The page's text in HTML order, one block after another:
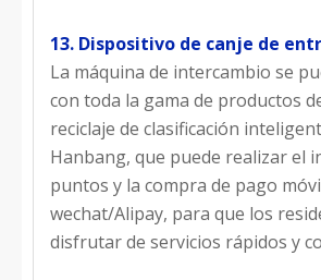
13. Dispositivo de canje de
La máquina de intercambio se
con toda la gama de productos
reciclaje de clasificación
Hanbang, que puede realizar el
puntos y la compra de pago
wechat/Alipay, para que los
disfrutar de servicios rápidos y